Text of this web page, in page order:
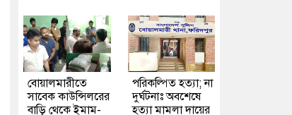
বোয়ালমারীতে
সাবেক কাউন্সিলরের
বাড়ি থেকে ইমাম-
পরিকল্পিত হত্যা; না
দুর্ঘটনাঃ অবশেষে
হত্যা মামলা দায়ের